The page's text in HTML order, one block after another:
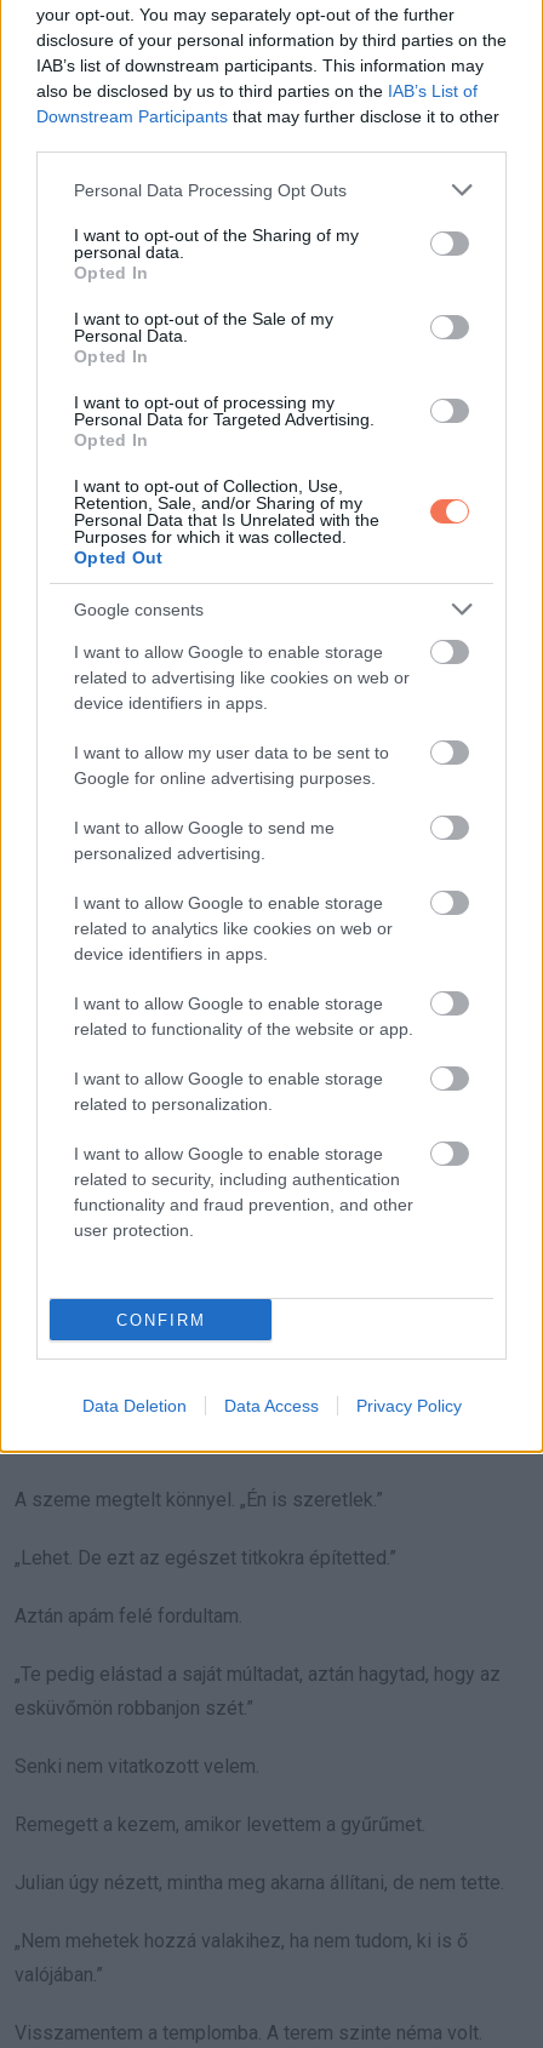
your opt-out. You may separately opt-out of the further
disclosure of your personal information by third parties on the
IAB’s list of downstream participants. This information may
also be disclosed by us to third parties on the IAB’s List of
Downstream Participants that may further disclose it to other
Please note that this website/app uses one or more Google
not limited to your visit or usage behaviour. You may click to
grant or deny consent to Google and its third-party tags to
use your data for below specified purposes in below Google
consent section.
Personal Data Processing Opt Outs
I want to opt-out of the Sharing of my
personal data.
Opted In
I want to opt-out of the Sale of my
Personal Data.
Opted In
I want to opt-out of processing my
Personal Data for Targeted Advertising.
Opted In
I want to opt-out of Collection, Use,
Retention, Sale, and/or Sharing of my
Personal Data that Is Unrelated with the
Purposes for which it was collected.
Opted Out
Google consents
I want to allow Google to enable storage
related to advertising like cookies on web or
device identifiers in apps.
I want to allow my user data to be sent to
Google for online advertising purposes.
I want to allow Google to send me
personalized advertising.
I want to allow Google to enable storage
related to analytics like cookies on web or
device identifiers in apps.
I want to allow Google to enable storage
related to functionality of the website or app.
I want to allow Google to enable storage
related to personalization.
I want to allow Google to enable storage
related to security, including authentication
functionality and fraud prevention, and other
user protection.
CONFIRM
Data Deletion Data Access Privacy Policy
„Tehát apám miatt találtál rám?”
A férfi arcát néztem, hátha találok benne valami biztosat.
„Szeretted volna valaha is elmondani?” kérdeztem.
„Igen. Csak vártam a megfelelő pillanatra.”
Keserűen felnevettem. „Öt percre voltunk az esküvőtől.”
„Az apád sem volt ártatlan. Anyám évekkel később írt neki,
„Ez lehetetlen.”
„Akkor kérdezd meg tőle.”
Visszamentünk az irodába.
„Írt neked Claire?” kérdeztem apámat.
„Igen” mondta.
A düh szinte azonnal feljött bennem.
„Azt hittem” felelte. „De addigra már anyáddal éltem. Te még
csecsemő voltál. Úgy gondoltam, ha újranyitom a múltat,
mindenki összetörik.”
„Azt mondtam magamnak, hogy már késő.”
Ahogy ott álltam közöttük, mindkét férfiról kezdett lehullani
az a kép, amit addig őriztem róluk.
„A vendégek kérdezősködnek. Mit szeretnétek tenni?”
A szeme megtelt könnyel. „Én is szeretlek.”
„Lehet. De ezt az egészet titkokra építetted.”
Aztán apám felé fordultam.
„Te pedig elástad a saját múltadat, aztán hagytad, hogy az
esküvőmön robbanjon szét.”
Senki nem vitatkozott velem.
Remegett a kezem, amikor levettem a gyűrűmet.
Julian úgy nézett, mintha meg akarna állítani, de nem tette.
„Nem mehetek hozzá valakihez, ha nem tudom, ki is ő
valójában.”
Visszamentem a templomba. A terem szinte néma volt.